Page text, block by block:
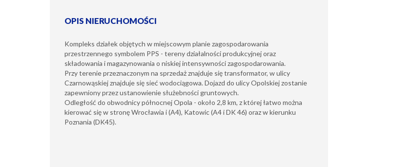
OPIS NIERUCHOMOŚCI
Kompleks działek objętych w miejscowym planie zagospodarowania
przestrzennego symbolem PPS - tereny działalności produkcyjnej oraz
składowania i magazynowania o niskiej intensywności zagospodarowania.
Przy terenie przeznaczonym na sprzedaż znajduje się transformator, w ulicy
Czarnowąskiej znajduje się sieć wodociągowa. Dojazd do ulicy Opolskiej zostanie
zapewniony przez ustanowienie służebności gruntowych.
Odległość do obwodnicy północnej Opola - około 2,8 km, z której łatwo można
kierować się w stronę Wrocławia i (A4), Katowic (A4 i DK 46) oraz w kierunku
Poznania (DK45).